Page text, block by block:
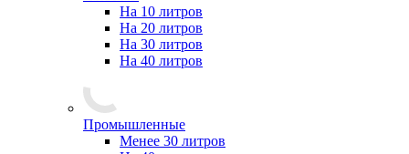
На 10 литров
На 20 литров
На 30 литров
На 40 литров
Промышленные
Менее 30 литров